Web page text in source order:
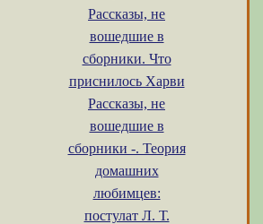
Рассказы, не
вошедшие в
сборники. Что
приснилось Харви
Рассказы, не
вошедшие в
сборники -. Теория
домашних
любимцев:
постулат Л. Т.